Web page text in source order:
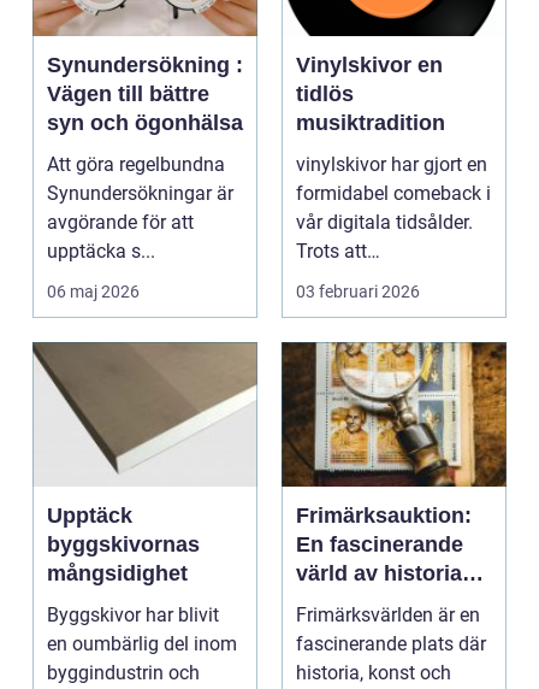
Synundersökning :
Vägen till bättre
syn och ögonhälsa
Att göra regelbundna
Synundersökningar är
avgörande för att
upptäcka s...
06 maj 2026
Vinylskivor en
tidlös
musiktradition
vinylskivor har gjort en
formidabel comeback i
vår digitala tidsålder.
Trots att
musikstreaming är m...
03 februari 2026
Upptäck
byggskivornas
mångsidighet
Byggskivor har blivit
en oumbärlig del inom
byggindustrin och
Frimärksauktion:
En fascinerande
värld av historia
och samlande
Frimärksvärlden är en
fascinerande plats där
historia, konst och